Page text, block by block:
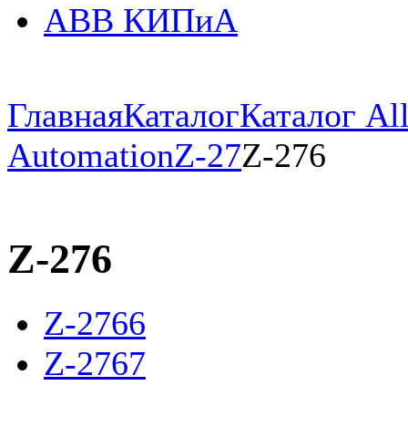
ABB КИПиА
ГлавнаяКаталогКаталог
AutomationZ-27Z-276
Z-276
Z-2766
Z-2767